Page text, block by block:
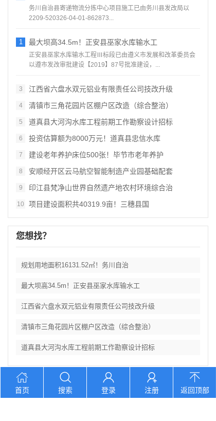
务川自治县寄递物流分拣中心项目施工已由务川县发改局以
2209-520326-04-01-862873...
1 最大坝高34.5m！正安县巫家水库输水工
正安县巫家水库输水工程Ⅲ标段已由遵义市发展和改革委员会
以遵市发改审批建设【2019】87号批准建设，...
3 江西省六盘水双元铝业有限责任公司技改升级
4 清镇市三角花园片区棚户区改造（综合整治）
5 道真县大河沟水库工程前期工作勘察设计招标
6 投资估算额为8000万元！道真县忠信水库
7 建设老年养护床位500张！毕节市老年养护
8 安顺经开区云马航空智能制造产业园基础配套
9 印江县梵净山世界自然遗产地农村环境综合治
10 项目建设面积共40319.9亩！三穗县国
您想找？
规划用地面积16131.52㎡！务川自治
最大坝高34.5m！正安县巫家水库输水工
江西省六盘水双元铝业有限责任公司技改升级
清镇市三角花园片区棚户区改造（综合整治）
道真县大河沟水库工程前期工作勘察设计招标
电话：400 7860 903 地址：江西省吉安市永新县湘赣国际商
首页 搜索 登录 注册 返回顶部